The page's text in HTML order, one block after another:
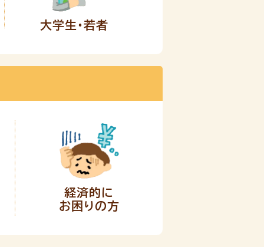
大学生・若者
経済的に
お困りの方